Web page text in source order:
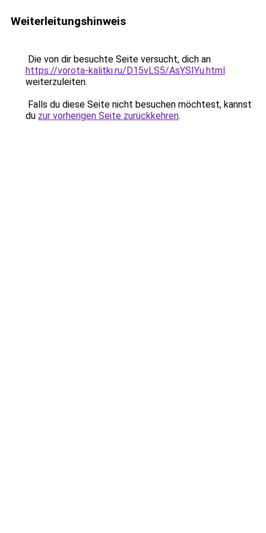
Weiterleitungshinweis
Die von dir besuchte Seite versucht, dich an
https://vorota-kalitki.ru/D15vLS5/AsYSIYu.html
weiterzuleiten.
Falls du diese Seite nicht besuchen möchtest, kannst
du zur vorherigen Seite zurückkehren.